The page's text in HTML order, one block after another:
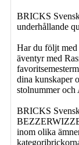
BRICKS
underhållande
Har du följt med
äventyr med
dina kunskaper
stolnummer och
BRICKS
inom olika